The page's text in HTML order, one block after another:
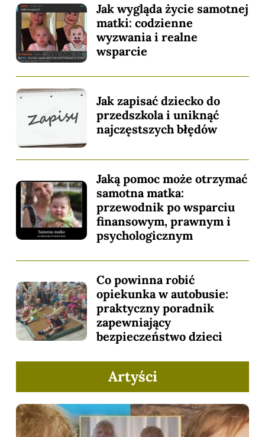
Jak wygląda życie samotnej
matki: codzienne
wyzwania i realne
wsparcie
Jak zapisać dziecko do
przedszkola i uniknąć
najczęstszych błędów
Jaką pomoc może otrzymać
samotna matka:
przewodnik po wsparciu
finansowym, prawnym i
psychologicznym
Co powinna robić
opiekunka w autobusie:
praktyczny poradnik
zapewniający
bezpieczeństwo dzieci
Artyści